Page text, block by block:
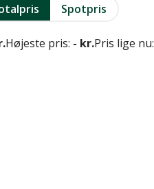
Spotpris
Højeste pris: - kr.Pris lige nu: